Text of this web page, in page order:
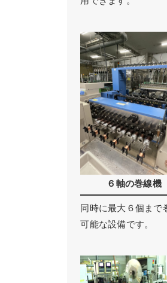
６軸の巻線機
同時に最大６個まで
可能な設備です。